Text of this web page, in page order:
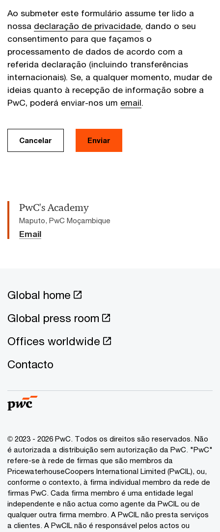
Ao submeter este formulário assume ter lido a
nossa declaração de privacidade, dando o seu
consentimento para que façamos o
processamento de dados de acordo com a
referida declaração (incluindo transferências
internacionais). Se, a qualquer momento, mudar de
ideias quanto à recepção de informação sobre a
PwC, poderá enviar-nos um email.
Cancelar Enviar
PwC's Academy
Maputo, PwC Moçambique
Email
Global home
Global press room
Offices worldwide
Contacto
© 2023 - 2026 PwC. Todos os direitos são reservados. Não
é autorizada a distribuição sem autorização da PwC. "PwC"
refere-se à rede de firmas que são membros da
PricewaterhouseCoopers International Limited (PwCIL), ou,
conforme o contexto, à firma individual membro da rede de
firmas PwC. Cada firma membro é uma entidade legal
independente e não actua como agente da PwCIL ou de
qualquer outra firma membro. A PwCIL não presta serviços
a clientes. A PwCIL não é responsável pelos actos ou